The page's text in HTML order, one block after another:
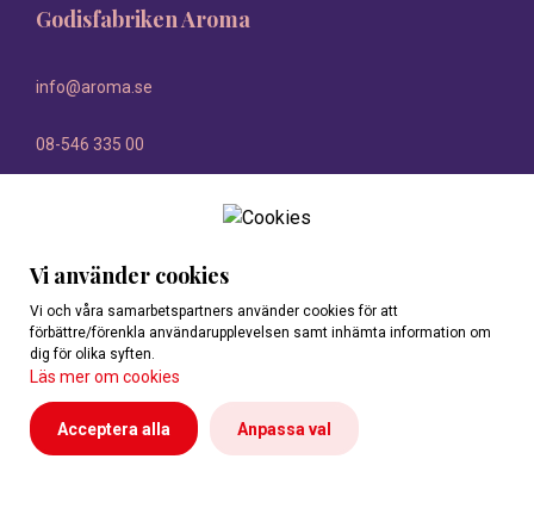
Godisfabriken Aroma
info@aroma.se
08-546 335 00
Vi använder cookies
Vi och våra samarbetspartners använder cookies för att
förbättre/förenkla användarupplevelsen samt inhämta information om
dig för olika syften.
Läs mer om cookies
Acceptera alla Anpassa val